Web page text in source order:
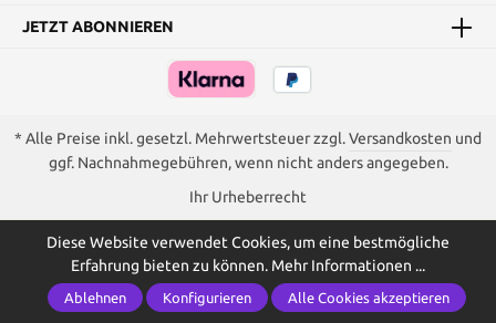
JETZT ABONNIEREN
* Alle Preise inkl. gesetzl. Mehrwertsteuer zzgl.Versandkosten und
ggf. Nachnahmegebühren, wenn nicht anders angegeben.
Ihr Urheberrecht
Diese Website verwendet Cookies, um eine bestmögliche
Erfahrung bieten zu können. Mehr Informationen ...
Ablehnen Konfigurieren Alle Cookies akzeptieren